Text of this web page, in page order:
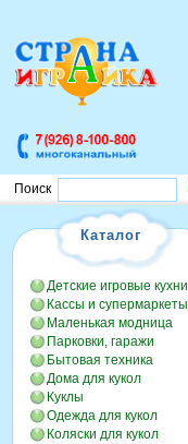
Поиск
Каталог
Детские игровые кухни
Кассы и супермаркеты
Маленькая модница
Парковки, гаражи
Бытовая техника
Дома для кукол
Куклы
Одежда для кукол
Коляски для кукол